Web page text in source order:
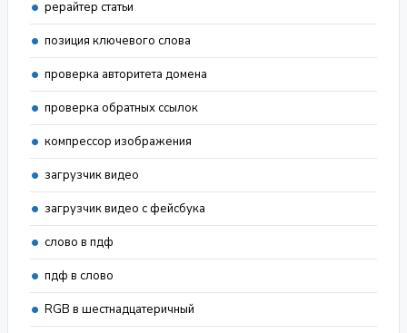
рерайтер статьи
позиция ключевого слова
проверка авторитета домена
проверка обратных ссылок
компрессор изображения
загрузчик видео
загрузчик видео с фейсбука
слово в пдф
пдф в слово
RGB в шестнадцатеричный